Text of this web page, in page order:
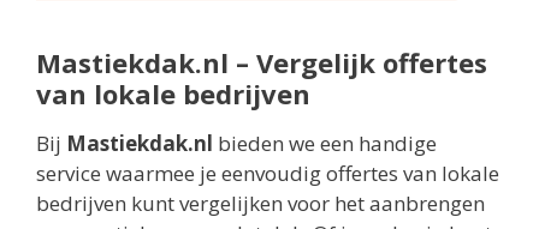
Mastiekdak.nl – Vergelijk offertes
van lokale bedrijven
Bij Mastiekdak.nl bieden we een handige
service waarmee je eenvoudig offertes van lokale
bedrijven kunt vergelijken voor het aanbrengen